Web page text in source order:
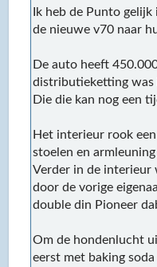
Ik heb de Punto
de nieuwe v70 naar
De auto heeft
distributieketting was
Die die kan nog een
Het interieur rook
stoelen en
Verder in de interieur
door de vorige
double din Pioneer
Om de hondenlucht
eerst met baking